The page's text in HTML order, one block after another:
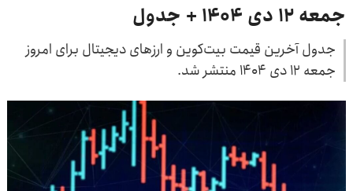
جمعه ۱۲ دی ۱۴۰۴ + جدول
جدول آخرین قیمت بیت‌کوین و ارزهای دیجیتال برای امروز
جمعه ۱۲ دی ۱۴۰۴ منتشر شد.